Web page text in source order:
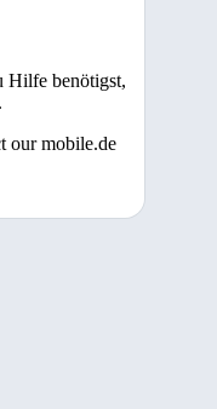
Hilfe benötigst,
our mobile.de